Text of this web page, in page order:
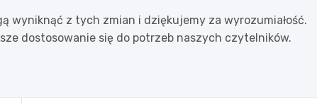
wyniknąć z tych zmian i dziękujemy za wyrozumiałość.
dostosowanie się do potrzeb naszych czytelników.